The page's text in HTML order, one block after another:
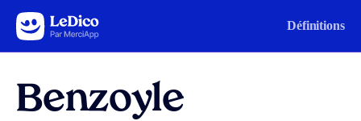
Aller au contenu Définitions
Benzoyle